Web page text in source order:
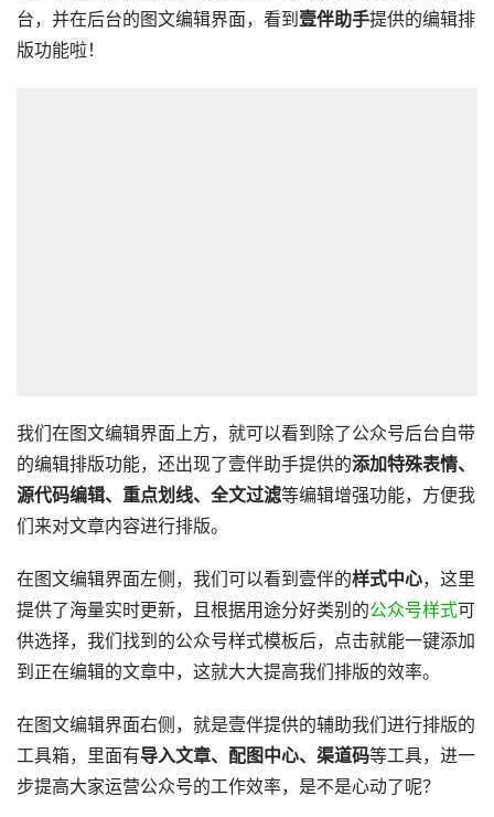
台，并在后台的图文编辑界面，看到 壹伴助手提供的编辑排
版功能啦！
我们在图文编辑界面上方，就可以看到除了公众号后台自带
的编辑排版功能，还出现了壹伴助手提供的添加特殊表情、
源代码编辑、重点划线、全文过滤等编辑增强功能，方便我
们来对文章内容进行排版。
在图文编辑界面左侧，我们可以看到壹伴的样式中心，这里
提供了海量实时更新，且根据用途分好类别的公众号样式可
供选择，我们找到的公众号样式模板后，点击就能一键添加
到正在编辑的文章中，这就大大提高我们排版的效率。
在图文编辑界面右侧，就是壹伴提供的辅助我们进行排版的
工具箱，里面有导入文章、配图中心、渠道码等工具，进一
步提高大家运营公众号的工作效率，是不是心动了呢？